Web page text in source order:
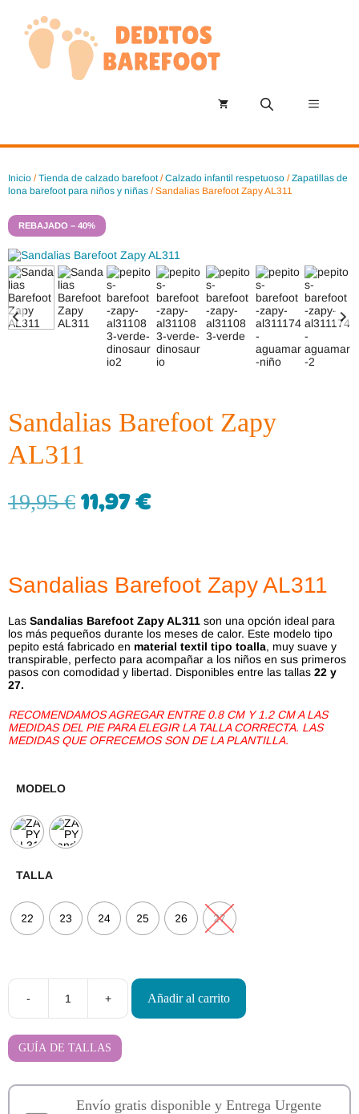
contenido
Menú
Inicio /Tienda de calzado barefoot/Calzado infantil respetuoso /Zapatillas de
lona barefoot para niños y niñas / Sandalias Barefoot Zapy AL311
REBAJADO – 40%
Sandalias Barefoot Zapy
AL311
19,95€ 11,97€
Sandalias Barefoot Zapy AL311
Las Sandalias Barefoot Zapy AL311 son una opción ideal para
los más pequeños durante los meses de calor. Este modelo tipo
pepito está fabricado en material textil tipo toalla, muy suave y
transpirable, perfecto para acompañar a los niños en sus primeros
pasos con comodidad y libertad. Disponibles entre las tallas 22 y
27.
RECOMENDAMOS AGREGAR ENTRE 0.8 CM Y 1.2 CM A LAS
MEDIDAS DEL PIE PARA ELEGIR LA TALLA CORRECTA. LAS
MEDIDAS QUE OFRECEMOS SON DE LA PLANTILLA.
MODELO
TALLA
22 23 24 25 26 27
-
Sandalias
Barefoot
+ Añadir al carrito
GUÍA DE TALLAS
Envío gratis disponible y Entrega Urgente